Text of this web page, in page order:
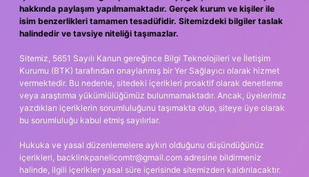
hakkında paylaşım yapılmamaktadır. Gerçek kurum ve kişiler ile
isim benzerlikleri tamamen tesadüfidir. Sitemizdeki bilgiler taslak
halindedir ve tavsiye niteliği taşımazlar.
Sitemiz, 5651 Sayılı Kanun gereğince Bilgi Teknolojileri ve İletişim
Kurumu (BTK) tarafından onaylanmış bir Yer Sağlayıcı olarak hizmet
vermektedir. Bu nedenle, sitedeki içerikleri proaktif olarak denetleme
veya araştırma yükümlülüğümüz bulunmamaktadır. Ancak, üyelerimiz
yazdıkları içeriklerin sorumluluğunu taşımakta olup, siteye üye olarak
bu sorumluluğu kabul etmiş sayılırlar.
Hukuka ve yasal düzenlemelere aykırı olduğunu düşündüğünüz
içerikleri, backlinkpanelicomtr@gmail.com adresine bildirmeniz
halinde, ilgili içerikler yasal süre içerisinde sitemizden kaldırılacaktır.